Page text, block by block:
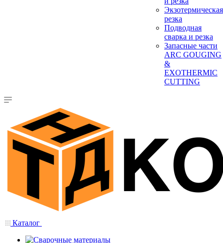
Экзотермическая
резка
Подводная
сварка и резка
Запасные части
ARC GOUGING
&
EXOTHERMIC
CUTTING
Каталог